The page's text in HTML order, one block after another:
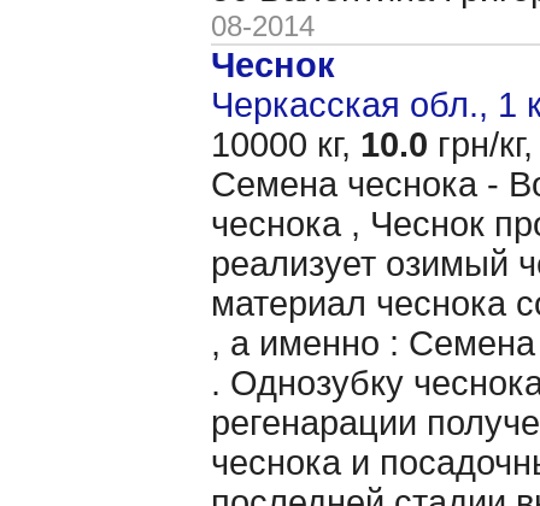
08-2014
Чеснок
Черкасская обл., 1
10000 кг, 10.0 грн/кг,
Семена чеснока -
чеснока , Чеснок
реализует озимый
материал чеснока
, а именно : Семена
. Однозубку
регенарации
чеснока и